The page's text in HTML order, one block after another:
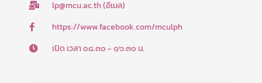
-
lp@mcu.ac.th (อีเมล)
https://www.facebook.com/mculph
เปิด เวลา ๐๘.๓๐ - ๑๖.๓๐ น.